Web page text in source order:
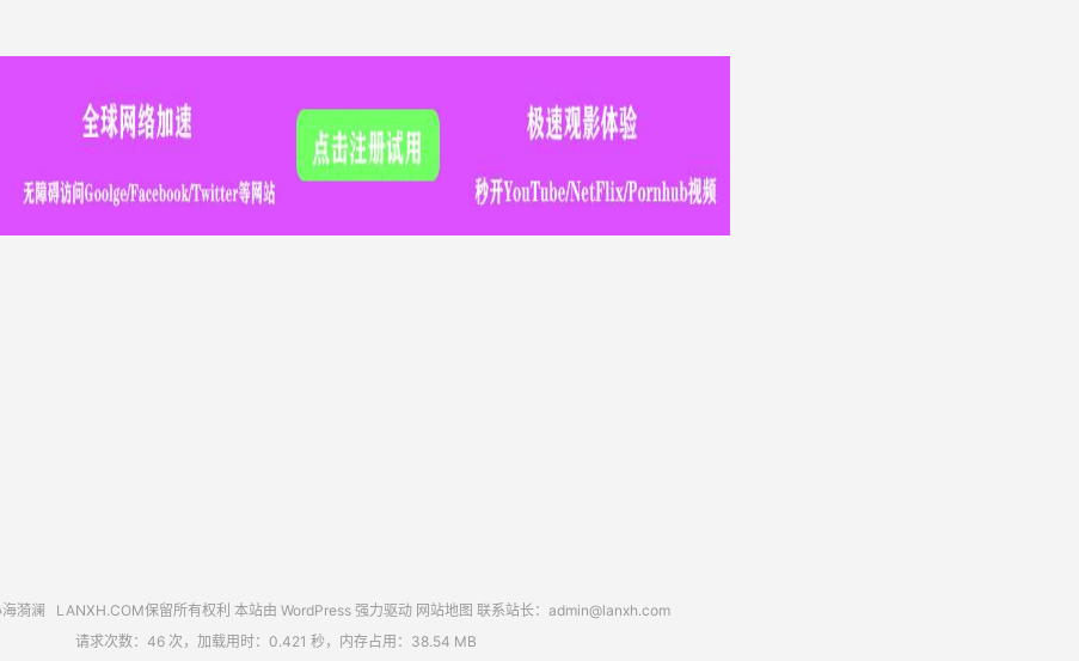
漪澜 LANXH.COM保留所有权利 本站由 WordPress 强力驱动 网站地图 联系站长： admin@lanxh.com
请求次数：46 次，加载用时：0.421 秒，内存占用：38.54 MB